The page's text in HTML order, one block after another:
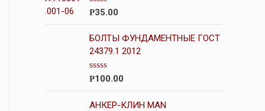
а
0
з
5
О
н
к
а
0
з
5
Р35.00
БОЛТЫ ФУНДАМЕНТНЫЕ ГОСТ
24379.1 2012
О
н
Р100.00
АНКЕР-КЛИН MAN